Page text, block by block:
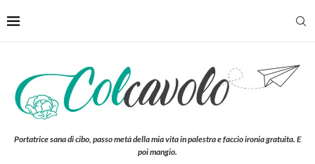
Portatrice sana di cibo, passo metà della mia vita in palestra e faccio ironia gratuita. E
poi mangio.